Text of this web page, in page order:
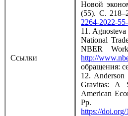
Ссылки
Новой
(55). С.
2264-2022-
11.
National
NBER
http://
обращения:
12.
Gravitas: A
American
Pp.
https://